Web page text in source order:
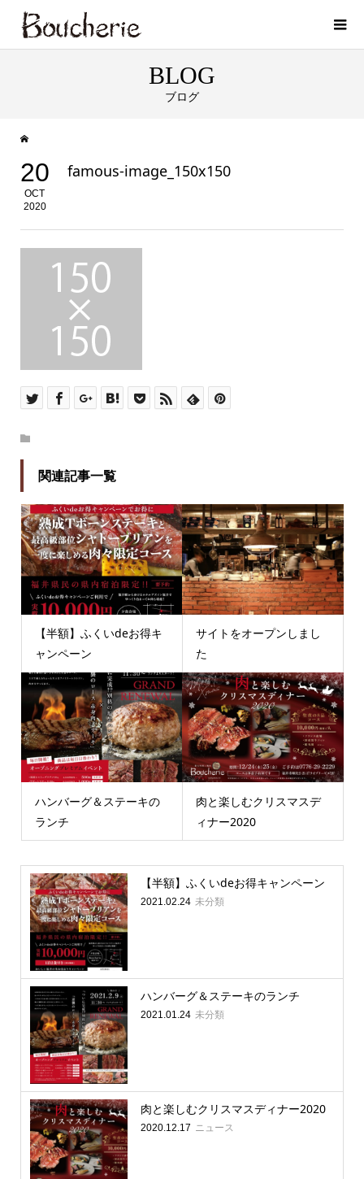
BLOG
ブログ
20
OCT
2020
famous-image_150x150
関連記事一覧
【半額】ふくいdeお得キ
ャンペーン
サイトをオープンしまし
た
ハンバーグ＆ステーキの
ランチ
肉と楽しむクリスマスデ
ィナー2020
【半額】ふくいdeお得キャンペーン
2021.02.24 未分類
ハンバーグ＆ステーキのランチ
2021.01.24 未分類
肉と楽しむクリスマスディナー2020
2020.12.17 ニュース